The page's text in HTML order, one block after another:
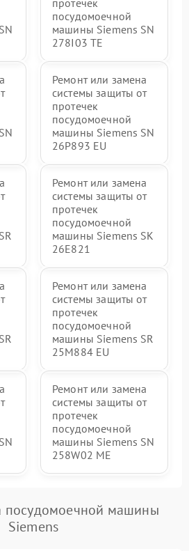
посудомоечной
машины Siemens SN
278I03 TE
Ремонт или замена
системы защиты от
протечек
посудомоечной
машины Siemens SN
26P893 EU
Ремонт или замена
системы защиты от
протечек
посудомоечной
машины Siemens SK
26E821
Ремонт или замена
системы защиты от
протечек
посудомоечной
машины Siemens SR
25M884 EU
Ремонт или замена
системы защиты от
протечек
посудомоечной
машины Siemens SN
258W02 ME
посудомоечной машины
Siemens